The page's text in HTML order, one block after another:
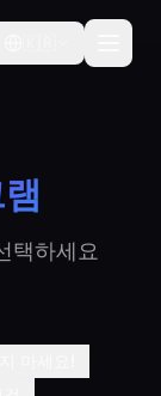
택하세요